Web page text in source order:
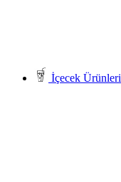
İçecek Ürünleri